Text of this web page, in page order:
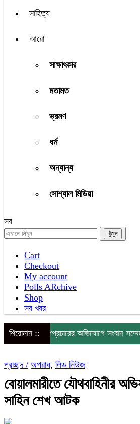
সাহিত্য
আরো
সাক্ষাৎকার
মতামত
ভ্রমণ
ধর্ম
অন্যান্য
সোশ্যাল মিডিয়া
সব
Cart
Checkout
My account
Polls ARchive
Shop
সব খবর
শিরোনাম ::
ও অপপ্রচারের অভিযোগে সংবাদ সম্মেলন
প্রচ্ছদ / অপরাধ, লিড নিউজ
বোয়ালমারীতে যৌথবাহিনীর
সাহিন শেখ আটক